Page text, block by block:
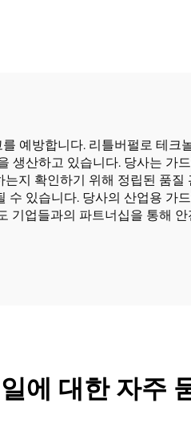
예방합니다. 리틀버펄로 테
산하고 있습니다. 당사는 가
지 확인하기 위해 정립된 품
있습니다. 당사의 산업용 가
업들과의 파트너십을 통해
에 대한 자주